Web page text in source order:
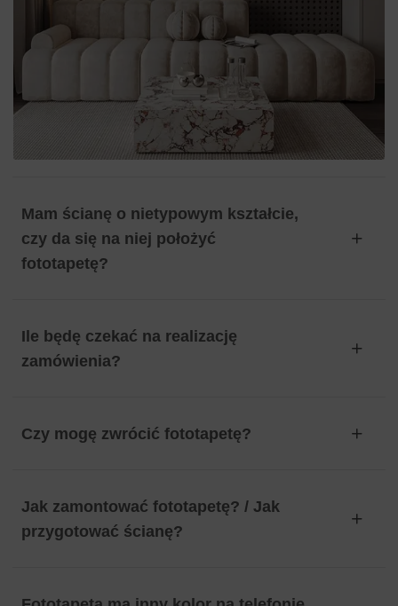
Mam ścianę o nietypowym kształcie,
czy da się na niej położyć
fototapetę?
Ile będę czekać na realizację
zamówienia?
Czy mogę zwrócić fototapetę?
Jak zamontować fototapetę? / Jak
przygotować ścianę?